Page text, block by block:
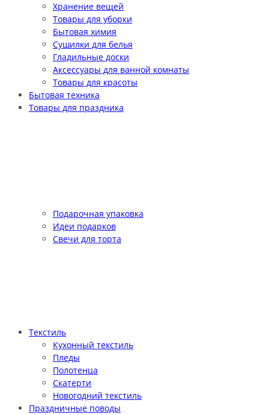
Хранение вещей
Товары для уборки
Бытовая химия
Сушилки для белья
Гладильные доски
Аксессуары для ванной комнаты
Товары для красоты
Бытовая техника
Товары для праздника
Подарочная упаковка
Идеи подарков
Свечи для торта
Текстиль
Кухонный текстиль
Пледы
Полотенца
Скатерти
Новогодний текстиль
Праздничные поводы